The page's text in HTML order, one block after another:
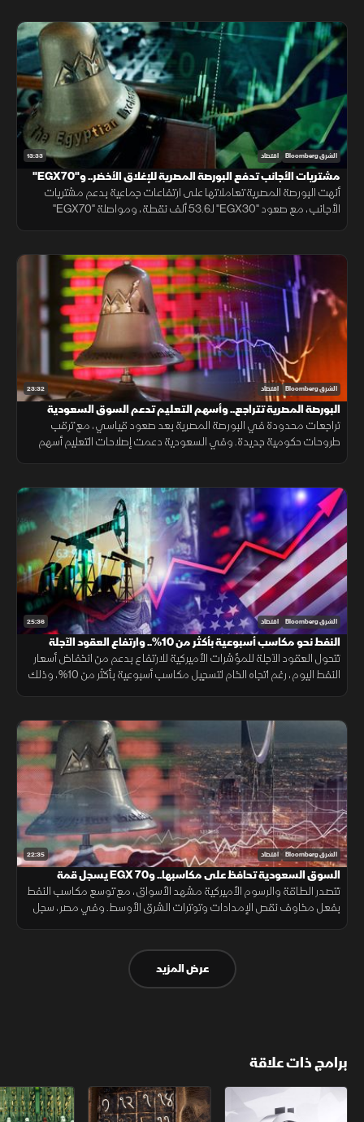
13:33 الشرق Bloomberg اقتصاد
مشتريات الأجانب تدفع البورصة المصرية للإغلاق الأخضر.. و"EGX70"
يتألق
أنهت البورصة المصرية تعاملاتها على ارتفاعات جماعية بدعم مشتريات
الأجانب، مع صعود "EGX30" لـ53.6 ألف نقطة، ومواصلة "EGX70"
23:32 الشرق Bloomberg اقتصاد
البورصة المصرية تتراجع.. وأسهم التعليم تدعم السوق السعودية
تراجعات محدودة في البورصة المصرية بعد صعود قياسي، مع ترقب
طروحات حكومية جديدة. وفي السعودية دعمت إصلاحات التعليم أسهم
25:36 الشرق Bloomberg اقتصاد
النفط نحو مكاسب أسبوعية بأكثر من 10%.. وارتفاع العقود الآجلة
الأميركية
تتحول العقود الآجلة للمؤشرات الأميركية للارتفاع بدعم من انخفاض أسعار
النفط اليوم، رغم اتجاه الخام لتسجيل مكاسب أسبوعية بأكثر من 10%، وذلك
22:35 الشرق Bloomberg اقتصاد
السوق السعودية تحافظ على مكاسبها.. وEGX 70 يسجل قمة
تتصدر الطاقة والرسوم الأميركية مشهد الأسواق، مع توسع مكاسب النفط
بفعل مخاوف نقص الإمدادات وتوترات الشرق الأوسط. وفي مصر، سجل
عرض المزيد
برامج ذات علاقة
الأسواق الأميركية ملحمة الأرقام سلاسل